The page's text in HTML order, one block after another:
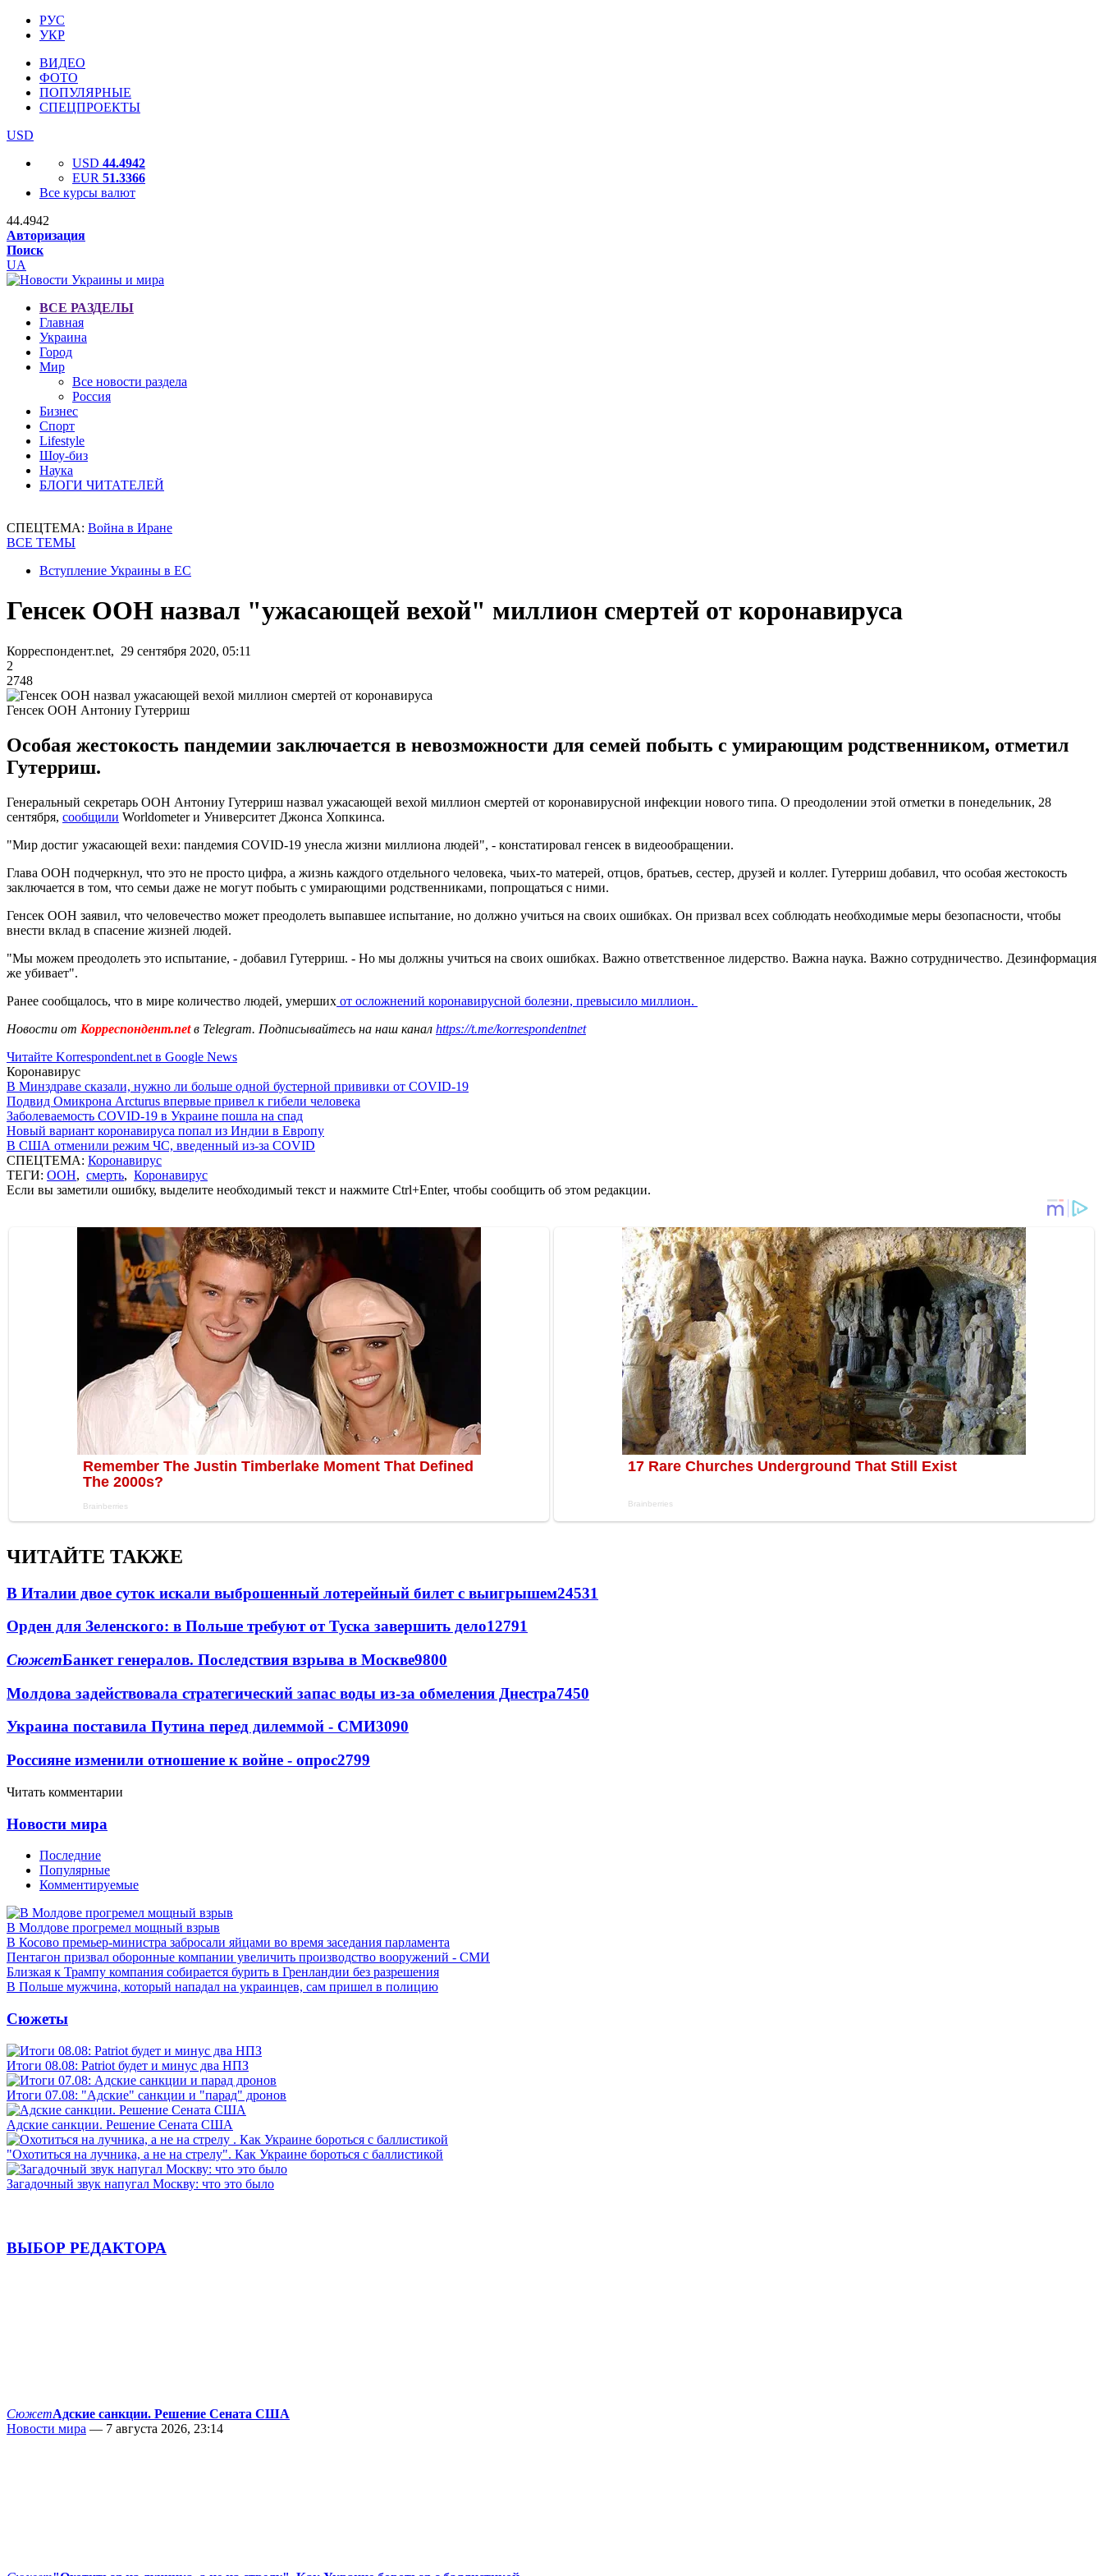
РУС
УКР
ВИДЕО
ФОТО
ПОПУЛЯРНЫЕ
СПЕЦПРОЕКТЫ
USD
USD 44.4942
EUR 51.3366
Все курсы валют
44.4942
Авторизация
Поиск
UA
ВСЕ РАЗДЕЛЫ
Главная
Украина
Город
Мир
Все новости раздела
Россия
Бизнес
Спорт
Lifestyle
Шоу-биз
Наука
БЛОГИ ЧИТАТЕЛЕЙ
СПЕЦТЕМА: Война в Иране
ВСЕ ТЕМЫ
Вступление Украины в ЕС
Генсек ООН назвал "ужасающей вехой" миллион смертей от коронавируса
Корреспондент.net, 29 сентября 2020, 05:11
2
2748
Генсек ООН Антониу Гутерриш
Особая жестокость пандемии заключается в невозможности для семей побыть с умирающим родственником, отметил
Гутерриш.
Генеральный секретарь ООН Антониу Гутерриш назвал ужасающей вехой миллион смертей от коронавирусной инфекции нового типа. О преодолении этой отметки в понедельник, 28
сентября, сообщили Worldometer и Университет Джонса Хопкинса.
"Мир достиг ужасающей вехи: пандемия COVID-19 унесла жизни миллиона людей", - констатировал генсек в видеообращении.
Глава ООН подчеркнул, что это не просто цифра, а жизнь каждого отдельного человека, чьих-то матерей, отцов, братьев, сестер, друзей и коллег. Гутерриш добавил, что особая жестокость
заключается в том, что семьи даже не могут побыть с умирающими родственниками, попрощаться с ними.
Генсек ООН заявил, что человечество может преодолеть выпавшее испытание, но должно учиться на своих ошибках. Он призвал всех соблюдать необходимые меры безопасности, чтобы
внести вклад в спасение жизней людей.
"Мы можем преодолеть это испытание, - добавил Гутерриш. - Но мы должны учиться на своих ошибках. Важно ответственное лидерство. Важна наука. Важно сотрудничество. Дезинформация
же убивает".
Ранее сообщалось, что в мире количество людей, умерших от осложнений коронавирусной болезни, превысило миллион.
Новости от Корреспондент.netв Telegram. Подписывайтесь на наш канал https://t.me/korrespondentnet
Читайте Korrespondent.net в Google News
Коронавирус
В Минздраве сказали, нужно ли больше одной бустерной прививки от COVID-19
Подвид Омикрона Arcturus впервые привел к гибели человека
Заболеваемость COVID-19 в Украине пошла на спад
Новый вариант коронавируса попал из Индии в Европу
В США отменили режим ЧС, введенный из-за COVID
СПЕЦТЕМА: Коронавирус
ТЕГИ: ООН, смерть, Коронавирус
Если вы заметили ошибку, выделите необходимый текст и нажмите Ctrl+Enter, чтобы сообщить об этом редакции.
ЧИТАЙТЕ ТАКЖЕ
В Италии двое суток искали выброшенный лотерейный билет с выигрышем24531
Орден для Зеленского: в Польше требуют от Туска завершить дело12791
СюжетБанкет генералов. Последствия взрыва в Москве9800
Молдова задействовала стратегический запас воды из-за обмеления Днестра7450
Украина поставила Путина перед дилеммой - СМИ3090
Россияне изменили отношение к войне - опрос2799
Читать комментарии
Новости мира
Последние
Популярные
Комментируемые
В Молдове прогремел мощный взрыв
В Косово премьер-министра забросали яйцами во время заседания парламента
Пентагон призвал оборонные компании увеличить производство вооружений - СМИ
Близкая к Трампу компания собирается бурить в Гренландии без разрешения
В Польше мужчина, который нападал на украинцев, сам пришел в полицию
Сюжеты
Итоги 08.08: Patriot будет и минус два НПЗ
Итоги 07.08: "Адские" санкции и "парад" дронов
Адские санкции. Решение Сената США
"Охотиться на лучника, а не на стрелу". Как Украине бороться с баллистикой
Загадочный звук напугал Москву: что это было
ВЫБОР РЕДАКТОРА
СюжетАдские санкции. Решение Сената США
Новости мира — 7 августа 2026, 23:14